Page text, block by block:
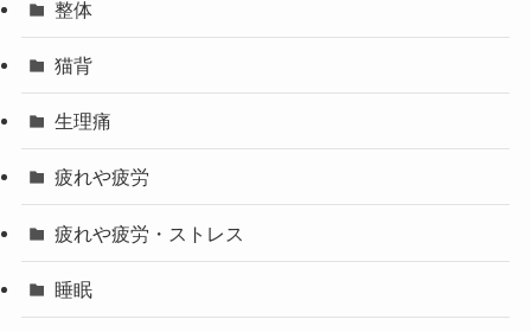
整体
猫背
生理痛
疲れや疲労
疲れや疲労・ストレス
睡眠